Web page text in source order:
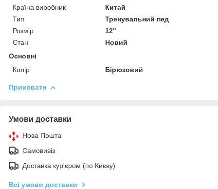
Країна виробник
Китай
Тип
Тренувальний пед
Розмір
12"
Стан
Новий
Основні
Колір
Бірюзовий
Приховати
Умови доставки
Нова Пошта
Самовивіз
Доставка кур'єром (по Києву)
Всі умови доставки